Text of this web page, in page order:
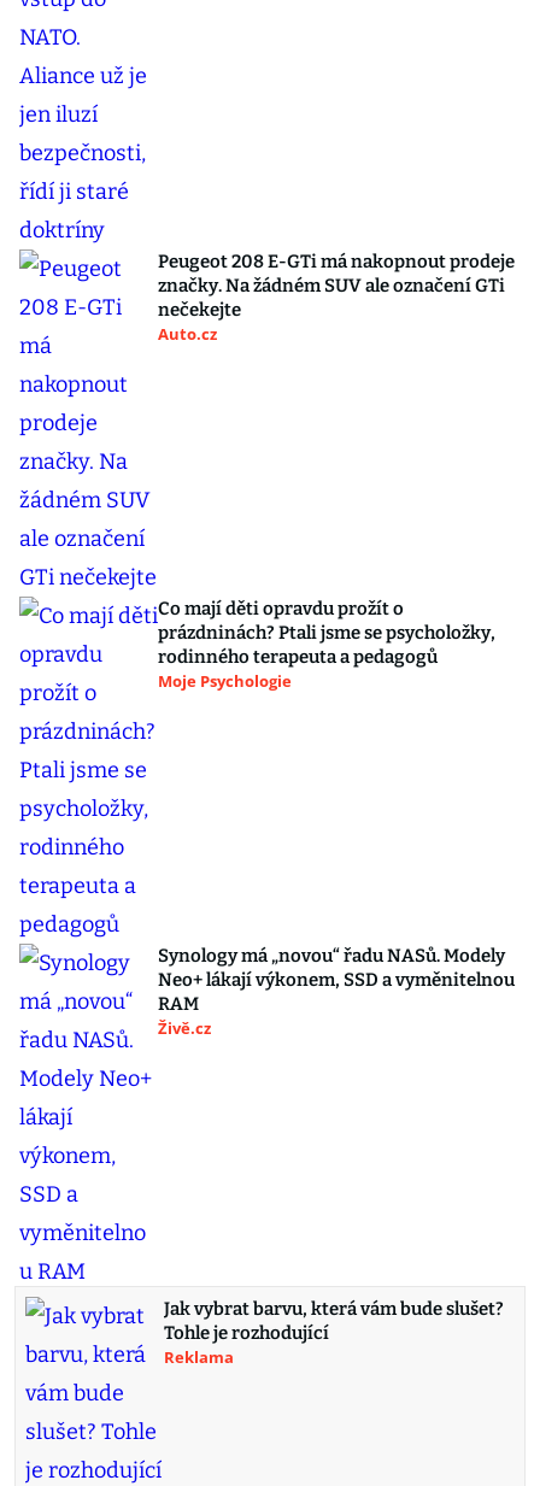
Peugeot 208 E-GTi má nakopnout prodeje
značky. Na žádném SUV ale označení GTi
nečekejte
Auto.cz
Co mají děti opravdu prožít o
prázdninách? Ptali jsme se psycholožky,
rodinného terapeuta a pedagogů
Moje Psychologie
Synology má „novou“ řadu NASů. Modely
Neo+ lákají výkonem, SSD a vyměnitelnou
RAM
Živě.cz
Jak vybrat barvu, která vám bude slušet?
Tohle je rozhodující
Reklama